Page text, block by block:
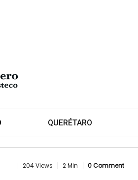
QUERÉTARO
204 Views 2 Min 0 Comment